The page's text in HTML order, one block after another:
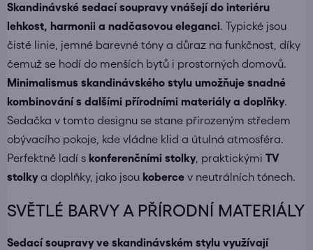
Skandinávské sedací soupravy vnášejí do interiéru
lehkost, harmonii a nadčasovou eleganci . Typické jsou
čisté linie, jemné barevné tóny a důraz na funkčnost, díky
čemuž se hodí do menších bytů i prostorných domovů.
Minimalismus skandinávského stylu umožňuje snadné
kombinování s dalšími přírodními materiály a doplňky.
Sedačka v tomto designu se stane přirozeným středem
obývacího pokoje, kde vládne klid a útulná atmosféra.
Perfektně ladí s konferenčními stolky, praktickými TV
stolkya doplňky, jako jsou koberce v neutrálních tónech.
SVĚTLÉ BARVY A PŘÍRODNÍ MATERIÁLY
Sedací soupravy ve skandinávském stylu využívají